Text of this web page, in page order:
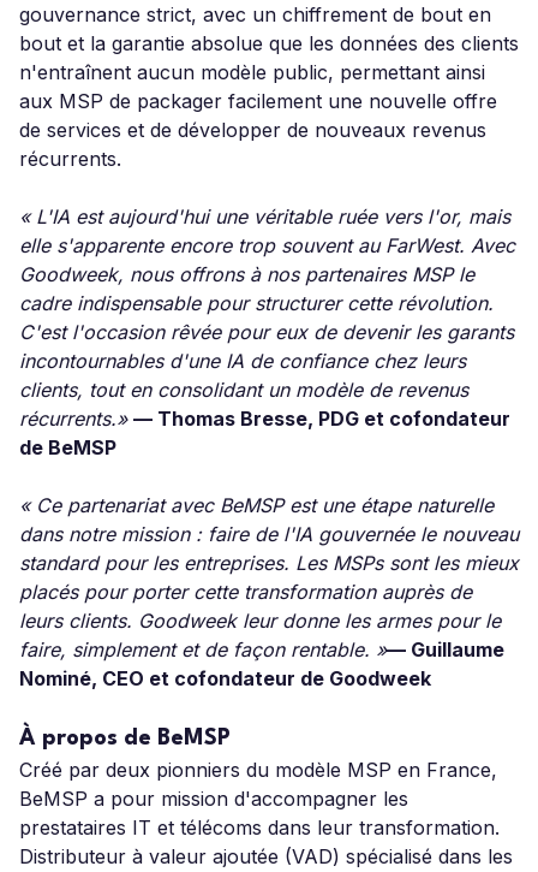
gouvernance strict, avec un chiffrement de bout en
bout et la garantie absolue que les données des clients
n'entraînent aucun modèle public, permettant ainsi
aux MSP de packager facilement une nouvelle offre
de services et de développer de nouveaux revenus
récurrents.
« L'IA est aujourd'hui une véritable ruée vers l'or, mais
elle s'apparente encore trop souvent au FarWest. Avec
Goodweek, nous offrons à nos partenaires MSP le
cadre indispensable pour structurer cette révolution.
C'est l'occasion rêvée pour eux de devenir les garants
incontournables d'une IA de confiance chez leurs
clients, tout en consolidant un modèle de revenus
récurrents.» — Thomas Bresse, PDG et cofondateur
de BeMSP
« Ce partenariat avec BeMSP est une étape naturelle
dans notre mission : faire de l'IA gouvernée le nouveau
standard pour les entreprises. Les MSPs sont les mieux
placés pour porter cette transformation auprès de
leurs clients. Goodweek leur donne les armes pour le
faire, simplement et de façon rentable. »— Guillaume
Nominé, CEO et cofondateur de Goodweek
À propos de BeMSP
Créé par deux pionniers du modèle MSP en France,
BeMSP a pour mission d'accompagner les
prestataires IT et télécoms dans leur transformation.
Distributeur à valeur ajoutée (VAD) spécialisé dans les